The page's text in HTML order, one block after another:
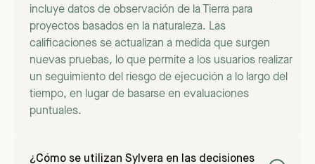
incluye datos de observación de la Tierra para
proyectos basados en la naturaleza. Las
calificaciones se actualizan a medida que surgen
nuevas pruebas, lo que permite a los usuarios realizar
un seguimiento del riesgo de ejecución a lo largo del
tiempo, en lugar de basarse en evaluaciones
puntuales.
¿Cómo se utilizan Sylvera en las decisiones